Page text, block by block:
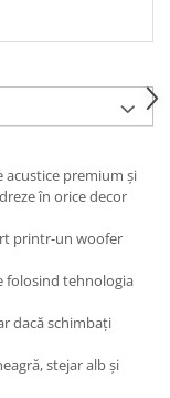
acustice premium și
în orice decor
printr-un woofer
folosind tehnologia
dacă schimbați
stejar alb și